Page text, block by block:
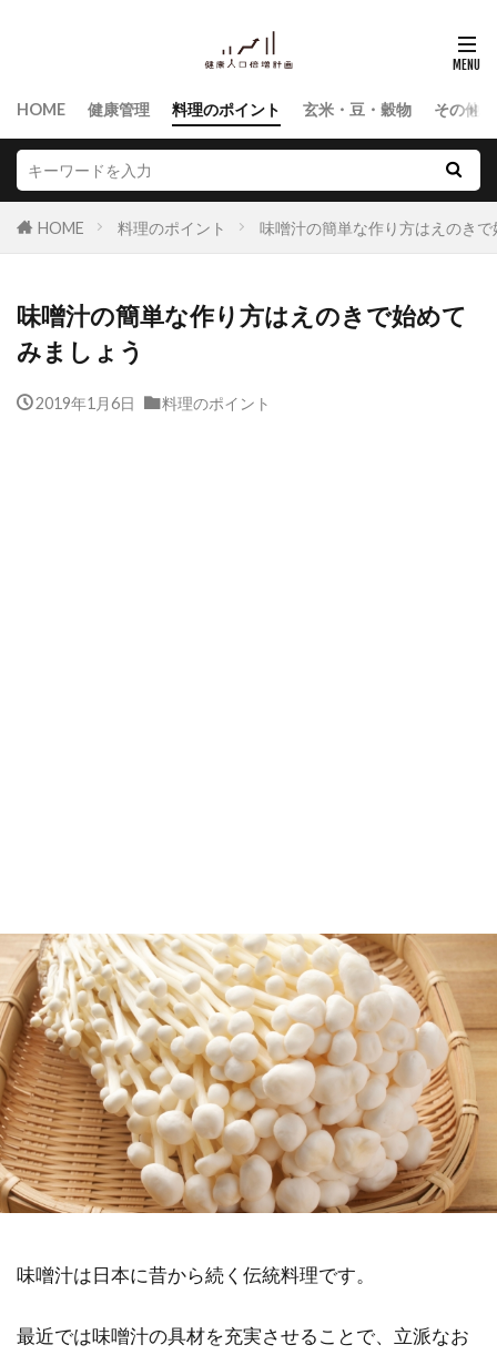
HOME 健康管理 料理のポイント 玄米・豆・穀物 その他
HOME 料理のポイント 味噌汁の簡単な作り方はえのき
味噌汁の簡単な作り方はえのきで始めて
みましょう
2019年1月6日 料理のポイント
味噌汁は日本に昔から続く伝統料理です。
最近では味噌汁の具材を充実させることで、立派なお